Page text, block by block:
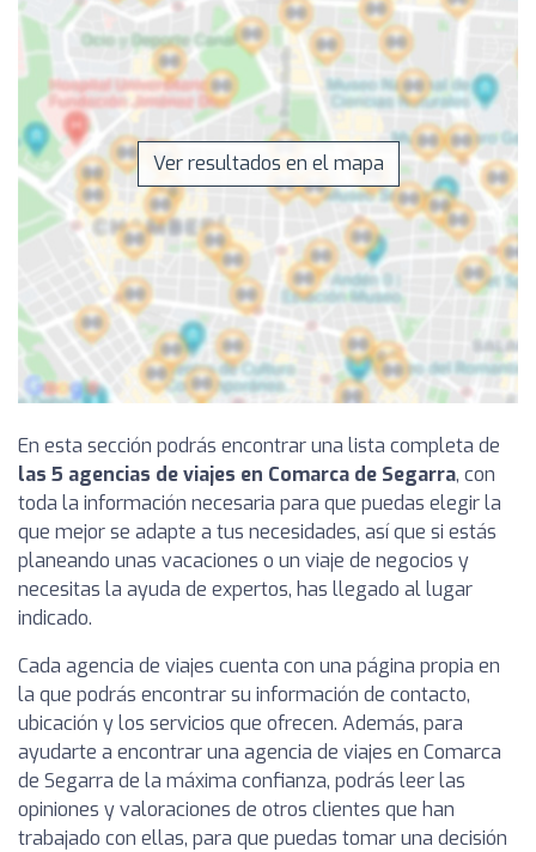
Ver resultados en el mapa
En esta sección podrás encontrar una lista completa de
las 5 agencias de viajes en Comarca de Segarra, con
toda la información necesaria para que puedas elegir la
que mejor se adapte a tus necesidades, así que si estás
planeando unas vacaciones o un viaje de negocios y
necesitas la ayuda de expertos, has llegado al lugar
indicado.
Cada agencia de viajes cuenta con una página propia en
la que podrás encontrar su información de contacto,
ubicación y los servicios que ofrecen. Además, para
ayudarte a encontrar una agencia de viajes en Comarca
de Segarra de la máxima confianza, podrás leer las
opiniones y valoraciones de otros clientes que han
trabajado con ellas, para que puedas tomar una decisión